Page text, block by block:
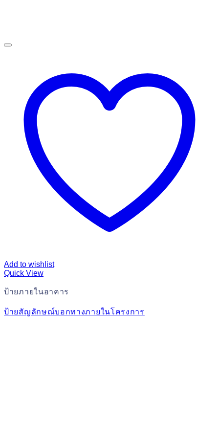
Add to wishlist
Quick View
ป้ายภายในอาคาร
ป้ายสัญลักษณ์บอกทางภายในโครงการ